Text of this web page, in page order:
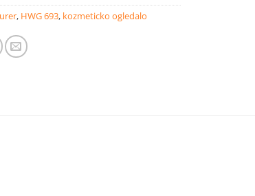
, HWG 693, kozmeticko ogledalo